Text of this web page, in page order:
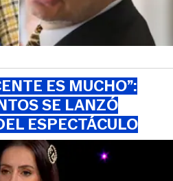
ES MUCHO”:
SE LANZÓ
ESPECTÁCULO